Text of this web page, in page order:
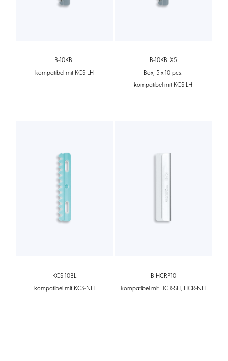
B-10KBL
kompatibel mit KCS-LH
B-10KBLX5
Box, 5 x 10 pcs.
kompatibel mit KCS-LH
KCS-10BL
kompatibel mit KCS-NH
B-HCRP10
kompatibel mit HCR-SH, HCR-NH